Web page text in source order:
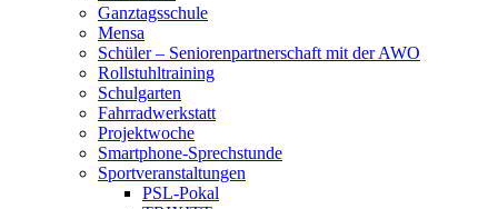
Ganztagsschule
Mensa
Schüler – Seniorenpartnerschaft mit der AWO
Rollstuhltraining
Schulgarten
Fahrradwerkstatt
Projektwoche
Smartphone-Sprechstunde
Sportveranstaltungen
PSL-Pokal